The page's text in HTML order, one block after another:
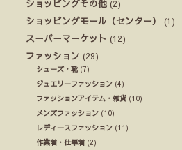
ショッピングその他 (2)
ショッピングモール（センター）
(1)
スーパーマーケット (12)
ファッション (29)
シューズ・靴(7)
ジュエリーファッション (4)
ファッションアイテム・雑貨 (10)
メンズファッション (10)
レディースファッション (11)
作業着・仕事着 (2)